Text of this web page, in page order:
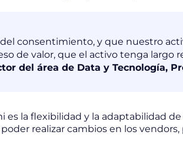
consentimiento, y que nuestro
de valor, que el activo tenga largo
del área de Data y Tecnología,
la flexibilidad y la adaptabilidad
realizar cambios en los vendors,